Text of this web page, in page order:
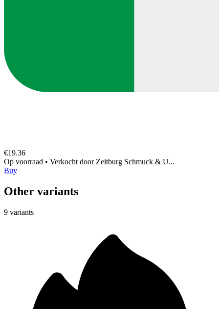
€19.36
Op voorraad • Verkocht door Zeitburg Schmuck & U...
Buy
Other variants
9 variants